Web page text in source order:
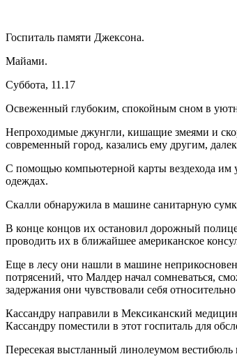
Госпиталь памяти Джексона.
Майами.
Суббота, 11.17
Освеженный глубоким, спокойным сном в
Непроходимые джунгли, кишащие змеями и
современный город, казались ему другим,
С помощью компьютерной карты вездехода им
одеждах.
Скалли обнаружила в машине санитарную
В конце концов их остановил дорожный
проводить их в ближайшее американское
Еще в лесу они нашли в машине
потрясений, что Малдер начал сомневаться,
задержания они чувствовали себя
Кассандру направили в Мексиканский
Кассандру поместили в этот госпиталь для
Пересекая выстланный линолеумом вести­бюль